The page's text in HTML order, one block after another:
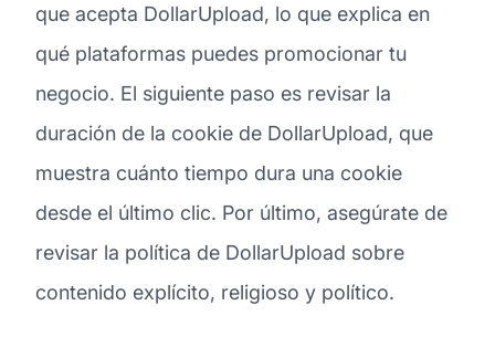
que acepta DollarUpload, lo que explica en
qué plataformas puedes promocionar tu
negocio. El siguiente paso es revisar la
duración de la cookie de DollarUpload, que
muestra cuánto tiempo dura una cookie
desde el último clic. Por último, asegúrate de
revisar la política de DollarUpload sobre
contenido explícito, religioso y político.